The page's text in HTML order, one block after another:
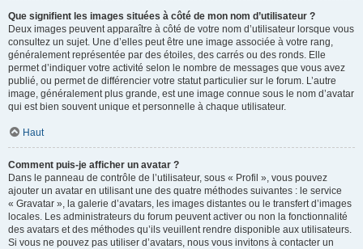
Que signifient les images situées à côté de mon nom d’utilisateur ?
Deux images peuvent apparaître à côté de votre nom d’utilisateur lorsque vous
consultez un sujet. Une d’elles peut être une image associée à votre rang,
généralement représentée par des étoiles, des carrés ou des ronds. Elle
permet d’indiquer votre activité selon le nombre de messages que vous avez
publié, ou permet de différencier votre statut particulier sur le forum. L’autre
image, généralement plus grande, est une image connue sous le nom d’avatar
qui est bien souvent unique et personnelle à chaque utilisateur.
Haut
Comment puis-je afficher un avatar ?
Dans le panneau de contrôle de l’utilisateur, sous « Profil », vous pouvez
ajouter un avatar en utilisant une des quatre méthodes suivantes : le service
« Gravatar », la galerie d’avatars, les images distantes ou le transfert d’images
locales. Les administrateurs du forum peuvent activer ou non la fonctionnalité
des avatars et des méthodes qu’ils veuillent rendre disponible aux utilisateurs.
Si vous ne pouvez pas utiliser d’avatars, nous vous invitons à contacter un